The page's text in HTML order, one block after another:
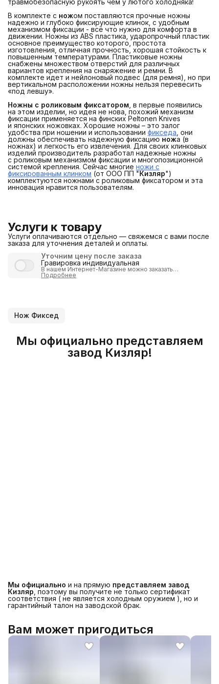
В комплекте с ножом поставляются прочные ножны
надежно и глубоко фиксирующие клинок, с удобным
механизмом фиксации - всё что нужно для комфорта в
движении. Ножны из ABS пластика, ударопрочный пластик
основное преимущество которого, простота
изготовления, отличная прочность, хорошая стойкость к
повышенным температурами. Пластиковые ножны
снабжены множеством отверстий для различных
вариантов крепления на снаряжение и ремни. В
комплекте идет и нейлоновый подвес (для ремня), но при
вертикальном расположении ножны нельзя перевесить
«под левшу».
Ножны с роликовым фиксатором , в первые появились
на этом изделии, но идея не нова, похожий механизм
фиксации применяется на финских Peltonen Knives
и японских ножовках. Хорошие ножны – это залог
удобства при ношении и использовании фикседа , они
должны обеспечивать надежную фиксацию ножа (в
ножнах) и легкость его извлечения. Для своих клинковых
изделий производитель разработал надежные ножны
с роликовым механизмом фиксации и многопозиционной
системой крепления. Сейчас многие ножи с
фиксированным клинком (от ООО ПП "Кизляр")
комплектуются ножнами с роликовым фиксатором и эта
инновация нравится пользователям.
Услуги к товару
Услуги оплачиваются отдельно — свяжемся с вами после
заказа для уточнения деталей и оплаты.
Уточним цену после заказа
Гравировка индивидуальная
В нашем Интернет-Магазине можно заказать
индивидуализацию
гравировки.
После получения заказа, мы согласуем стоимость и вид
гравировки и вышлем Вам ссылку (на оплату услуги).
гравировкой зарание!
Стоимость услуги от 1000 рублей(определяется в
индивидуальном порядке, в зависимости от размера и
сложености работы).
Подробнее
Нож Фиксед
Мы официально представляем
завод Кизляр!
Мы официально и на прямую представляем завод
Кизляр , поэтому вы получите не только сертификат
соответствия ( не является холодным оружием ), но и
гарантийный талон на заводской брак.
Вам может пригодиться